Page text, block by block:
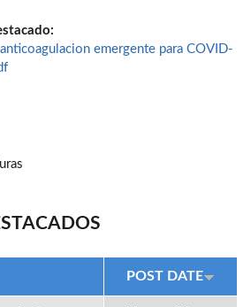
emergente para COVID-
POST DATE